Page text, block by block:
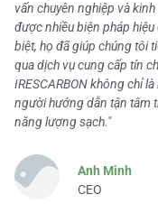
vấn chuyên nghiệp và
được nhiều biện pháp
biệt, họ đã giúp chúng tôi
qua dịch vụ cung cấp tín
IRESCARBON không chỉ
người hướng dẫn tận tâm
năng lượng sạch."
Anh Minh
CEO